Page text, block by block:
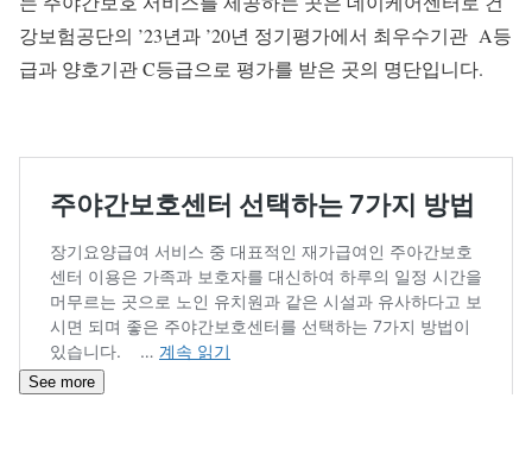
강보험공단의 ’23년과 ’20년 정기평가에서 최우수기관 A등
급과 양호기관 C등급으로 평가를 받은 곳의 명단입니다.
See more